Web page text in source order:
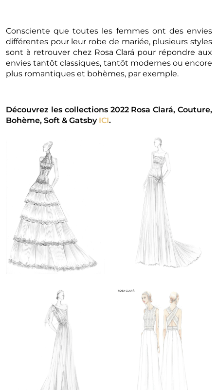
Consciente que toutes les femmes ont des envies
différentes pour leur robe de mariée, plusieurs styles
sont à retrouver chez Rosa Clará pour répondre aux
envies tantôt classiques, tantôt modernes ou encore
plus romantiques et bohèmes, par exemple.
Découvrez les collections 2022 Rosa Clará, Couture,
Bohème, Soft & Gatsby ICI.